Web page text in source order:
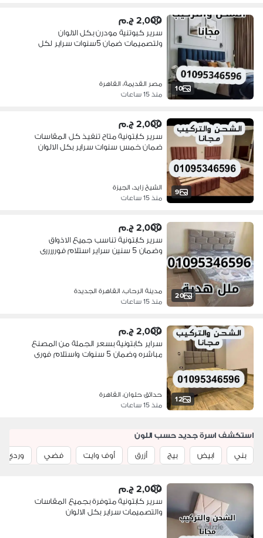
10
2,000 ج.م
سرير كبوتنية مودرن بكل الالوان
ولتصميمات ضمان 5سنوات سراير لكل
مصر القديمة، القاهرة
منذ 15 ساعات
9
2,000 ج.م
سرير كابتونية متاح تنفيذ كل المقاسات
ضمان خمس سنوات سراير بكل الالوان
الشيخ زايد، الجيزة
منذ 15 ساعات
20
2,000 ج.م
سرير كابتونية تناسب جميع الاذواق
وضمان 5 سنين سراير استلام فورررررى
مدينة الرحاب، القاهرة الجديدة
منذ 15 ساعات
12
2,000 ج.م
سراير كابتونية بسعر الجملة من المصنع
مباشره وضمان 5 سنوات واستلام فورى
حدائق حلوان، القاهرة
منذ 15 ساعات
استكشف اسرة جديد حسب اللون
بني
ابيض بيج أزرق أوف وايت فضي وردي
2,000 ج.م
سرير كابتونية متوفرة بجميع المقاسات
والتصميمات سراير بكل الالوان